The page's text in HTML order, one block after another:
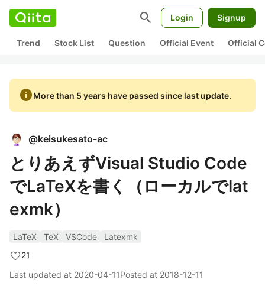
search Login Signup
Trend Stock List Question Official Event Official
infoMore than 5 years have passed since last update.
@keisukesato-ac
とりあえずVisual Studio Code
でLaTeXを書く（ローカルでlat
exmk）
LaTeX TeX VSCode
Latexmk
21
Last updated at 2020-04-11Posted at 2018-12-11